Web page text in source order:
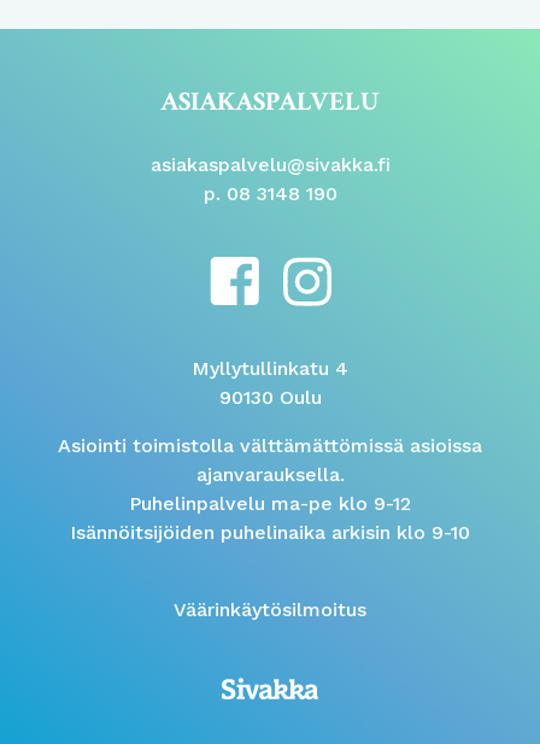
ASIAKASPALVELU
asiakaspalvelu@sivakka.fi
p. 08 3148 190
Myllytullinkatu 4
90130 Oulu
Asiointi toimistolla välttämättömissä asioissa
ajanvarauksella.
Puhelinpalvelu ma-pe klo 9-12
Isännöitsijöiden puhelinaika arkisin klo 9-10
Väärinkäytösilmoitus